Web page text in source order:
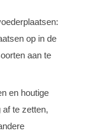
op in de
aan te
en houtige
te zetten,